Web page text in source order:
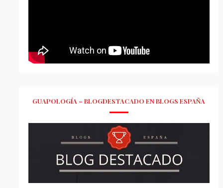
GUAPOLOGÍA – BLOGDESTACADO EN BLOGS ESPAÑA